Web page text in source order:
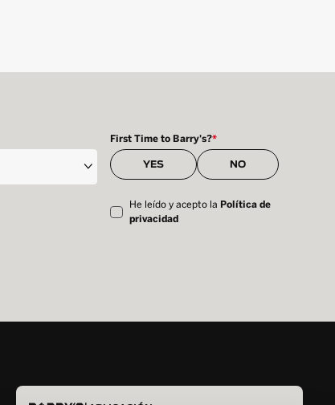
First Time to Barry's?*
YES NO
He leído y acepto la Política de
privacidad